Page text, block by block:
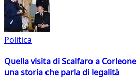
Politica
Quella visita di Scalfaro a
una storia che parla di legalità